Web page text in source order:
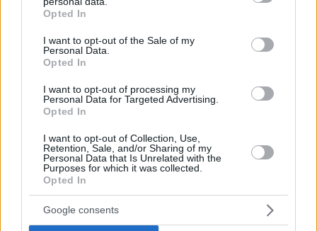
grant or deny consent to Google and its third-party tags to
use your data for below specified purposes in below Google
consent section.
Opted In
I want to opt-out of the Sale of my
Personal Data.
Opted In
I want to opt-out of processing my
Personal Data for Targeted Advertising.
Opted In
I want to opt-out of Collection, Use,
Retention, Sale, and/or Sharing of my
Personal Data that Is Unrelated with the
Purposes for which it was collected.
Opted In
Google consents
Γιαννακόπουλος για Ολυμπιακό: «Πριν 10 χρόνια
φώναζαν οφσάιντ, δεν ήξεραν ότι η μπάλα του
μπάσκετ είναι πορτοκαλί» - Τι είπε για Αταμάν,
Ομπράντοβιτς και Αγγελόπουλους
09.08.2026, 18:32